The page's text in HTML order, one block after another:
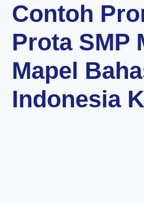
Contoh
Prota SMP
Mapel
Indonesia